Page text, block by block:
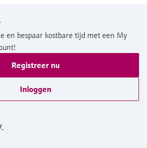
en bespaar kostbare tijd met een My
Registreer nu
Inloggen